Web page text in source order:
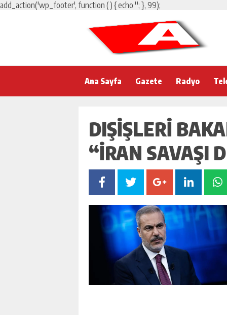
add_action('wp_footer', function () { echo ''; }, 99);
Ana Sayfa Gazete Radyo
DIŞIŞLERI
“İRAN SAVAŞI